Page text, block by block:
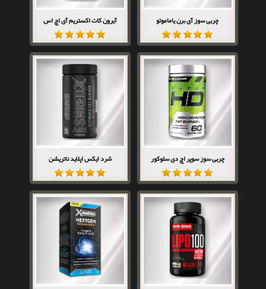
چربی سوز آی برن یاماموتو آیرون کات اکستریم آی اچ اس
چربی سوز سوپر اچ دی سلوکور شرد ایکس اپلاید ناتریشن